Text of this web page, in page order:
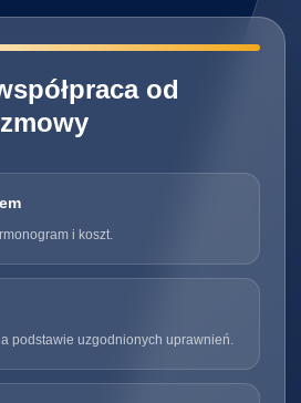
od
i koszt.
podstawie uzgodnionych uprawnień.